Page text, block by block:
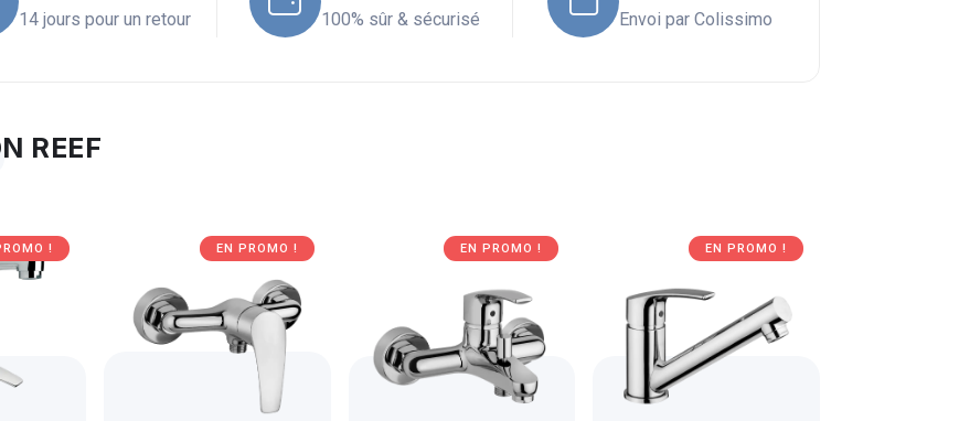
14 jours pour un retour 100% sûr & sécurisé Envoi par Colissimo
REEF
! EN PROMO ! EN PROMO ! EN PROMO !